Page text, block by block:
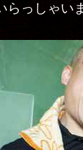
らっしゃい